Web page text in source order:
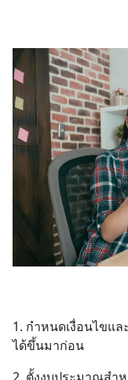
1. กำหนดเงื่อนไขแ
ได้ขึ้นมาก่อน